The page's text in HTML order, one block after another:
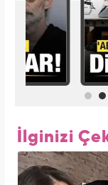
İlginizi